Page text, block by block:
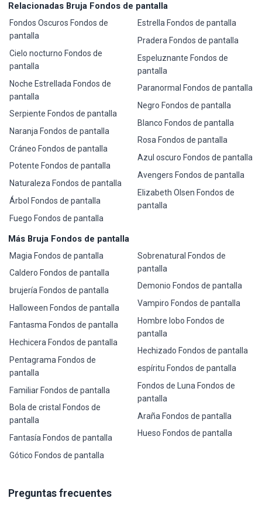
Relacionadas Bruja Fondos de pantalla
Fondos Oscuros Fondos de
pantalla
Cielo nocturno Fondos de
pantalla
Noche Estrellada Fondos de
pantalla
Serpiente Fondos de pantalla
Naranja Fondos de pantalla
Cráneo Fondos de pantalla
Potente Fondos de pantalla
Naturaleza Fondos de pantalla
Árbol Fondos de pantalla
Fuego Fondos de pantalla
Estrella Fondos de pantalla
Pradera Fondos de pantalla
Espeluznante Fondos de
pantalla
Paranormal Fondos de pantalla
Negro Fondos de pantalla
Blanco Fondos de pantalla
Rosa Fondos de pantalla
Azul oscuro Fondos de pantalla
Avengers Fondos de pantalla
Elizabeth Olsen Fondos de
pantalla
Más Bruja Fondos de pantalla
Magia Fondos de pantalla
Caldero Fondos de pantalla
brujería Fondos de pantalla
Halloween Fondos de pantalla
Fantasma Fondos de pantalla
Hechicera Fondos de pantalla
Pentagrama Fondos de
pantalla
Familiar Fondos de pantalla
Bola de cristal Fondos de
pantalla
Fantasía Fondos de pantalla
Gótico Fondos de pantalla
Sobrenatural Fondos de
pantalla
Demonio Fondos de pantalla
Vampiro Fondos de pantalla
Hombre lobo Fondos de
pantalla
Hechizado Fondos de pantalla
espíritu Fondos de pantalla
Fondos de Luna Fondos de
pantalla
Araña Fondos de pantalla
Hueso Fondos de pantalla
Preguntas frecuentes